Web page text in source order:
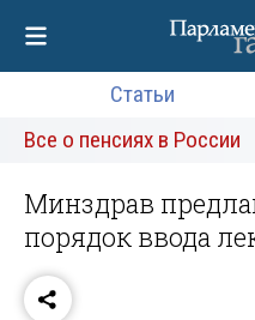
Статьи
Все о пенсиях в России
Минздрав
порядок ввода